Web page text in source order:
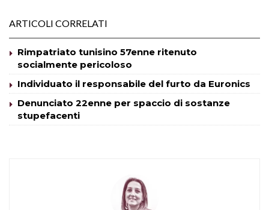
ARTICOLI CORRELATI
Rimpatriato tunisino 57enne ritenuto
socialmente pericoloso
Individuato il responsabile del furto da Euronics
Denunciato 22enne per spaccio di sostanze
stupefacenti